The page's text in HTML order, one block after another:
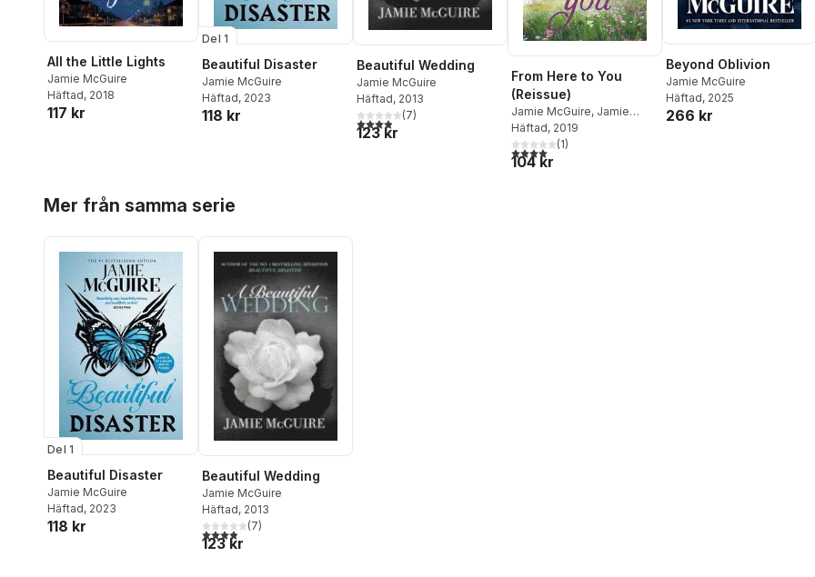
All the Little Lights
Jamie McGuire
Häftad, 2018
117 kr
Del 1
Beautiful Disaster
Jamie McGuire
Häftad, 2023
118 kr
Beautiful Wedding
Jamie McGuire
Häftad, 2013
3,9utav 5 stjärnor. Totalt antal röster:
(7)
123 kr
From Here to You
(Reissue)
Jamie McGuire, Jamie
Mcguire
Häftad, 2019
4,0utav 5 stjärnor. Totalt antal röster:
(1)
104 kr
Beyond Oblivion
Jamie McGuire
Häftad, 2025
266 kr
Mer från samma serie
Del 1
Beautiful Disaster
Jamie McGuire
Häftad, 2023
118 kr
Beautiful Wedding
Jamie McGuire
Häftad, 2013
3,9utav 5 stjärnor. Totalt antal röster:
(7)
123 kr